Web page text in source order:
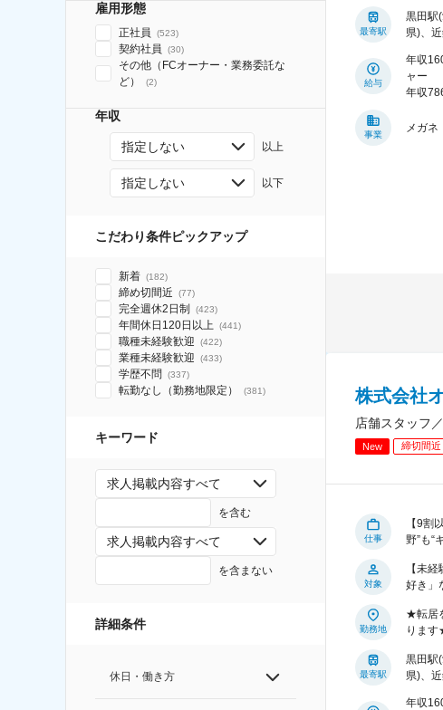
雇用形態
正社員 (523)
契約社員 (30)
その他（FCオーナー・業務委託な
ど）
(2)
年収
指定しない 以上
指定しない 以下
こだわり条件ピックアップ
新着 (182)
締め切間近 (77)
完全週休2日制 (423)
年間休日120日以上 (441)
職種未経験歓迎 (422)
業種未経験歓迎 (433)
学歴不問 (337)
転勤なし（勤務地限定） (381)
キーワード
求人掲載内容すべて
を含む
求人掲載内容すべて
を含まない
詳細条件
休日・働き方
最寄駅
黒田駅
県)、
給与
年収
ャー
年収
事業
メガ
株式会社
店舗スタッフ
New 締切間近
仕事
【9割
野”も“
対象
【未
好き」
勤務地
★転居
ります
最寄駅
黒田駅
県)、
年収